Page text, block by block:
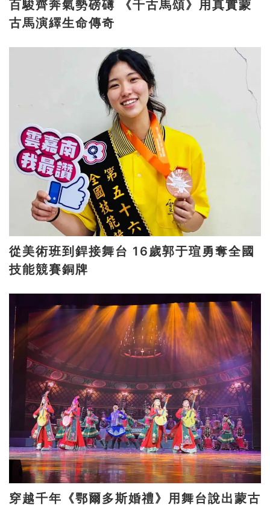
百駿齊奔氣勢磅礡 《千古馬頌》用真實蒙
古馬演繹生命傳奇
從美術班到銲接舞台 16歲郭于瑄勇奪全國
技能競賽銅牌
穿越千年《鄂爾多斯婚禮》用舞台說出蒙古